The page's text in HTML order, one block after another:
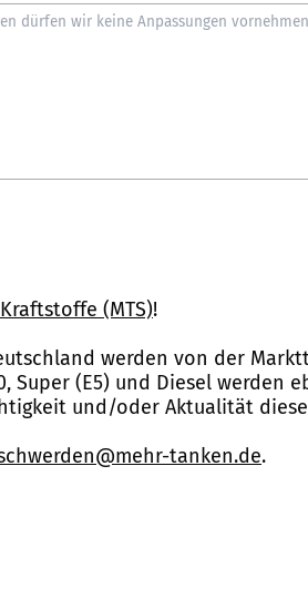
(MTS)!
werden von der
Super (E5) und Diesel werden
und/oder Aktualität
tanken.de.